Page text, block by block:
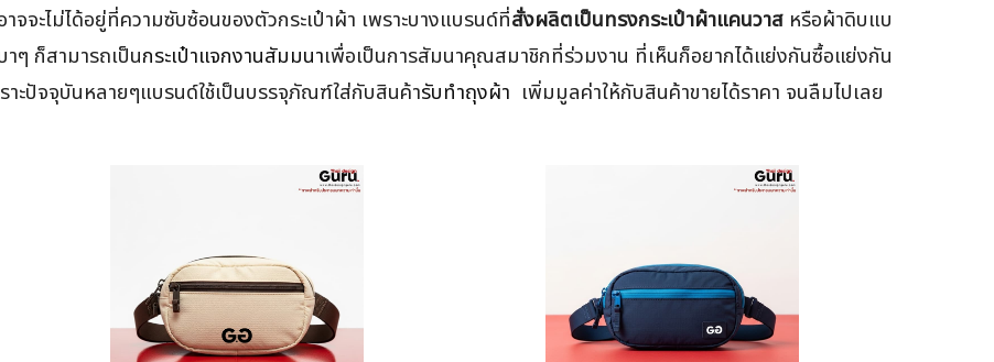
จะไม่ได้อยู่ที่ความซับซ้อนของตัวกระเป๋าผ้า เพราะบางแบรนด์ที่สั่งผลิตเป็นทรงกระเป๋าผ้าแคนวาส หรือผ้าดิบแบ
ๆ ก็สามารถเป็นกระเป๋าแจกงานสัมมนาเพื่อเป็นการสัมนาคุณสมาชิกที่ร่วมงาน ที่เห็นก็อยากได้แย่งกันซื้อแย่งกัน
าะปัจจุบันหลายๆแบรนด์ใช้เป็นบรรจุภัณฑ์ใส่กับสินค้ารับทำถุงผ้า เพิ่มมูลค่าให้กับสินค้าขายได้ราคา จนลืมไปเลย